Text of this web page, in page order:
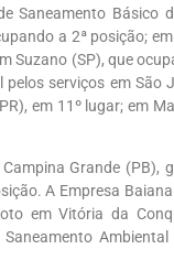
Saneamento Básico
a 2ª posição;
Suzano (SP), que
pelos serviços em São
em 11º lugar; em
Grande (PB),
A Empresa
em Vitória da
Saneamento